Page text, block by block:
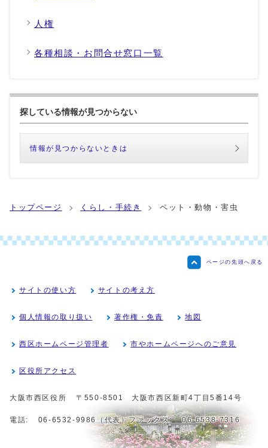
人権
各種相談・お問合せ窓口一覧
探している情報が見つからない
情報が見つからないときは
トップページ くらし・手続き ペット・動物・害虫
ページの先頭へ戻る
サイトの使い方 サイトの考え方
個人情報の取り扱い 著作権・免責 地図
西区ホームページ管理者 市やホームページへのご意見
区役所アクセス
大阪市西区役所 〒550-8501 大阪市西区新町4丁目5番14号
電話: 06-6532-9986（代表）ファックス: 06-6538-7316